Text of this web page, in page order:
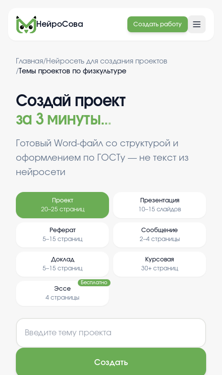
НейроСова Создать работу
Главная/ Нейросеть для создания проектов
/ Темы проектов по физкультуре
Создай проект
за 3 минуты...
Готовый Word-файл со структурой и
оформлением по ГОСТу — не текст из
нейросети
Проект
20–25 страниц
Презентация
10–15 слайдов
Реферат
5–15 страниц
Сообщение
2–4 страницы
Доклад
5–15 страниц
Курсовая
30+ страниц
Эссе
4 страницы
Бесплатно
Создать